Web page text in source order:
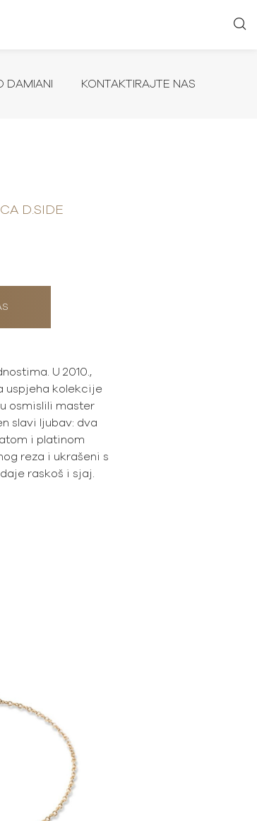
DAMIANI KONTAKTIRAJTE NAS
D.SIDE
U 2010.,
uspjeha kolekcije
osmislili master
slavi ljubav: dva
i platinom
reza i ukrašeni s
raskoš i sjaj.